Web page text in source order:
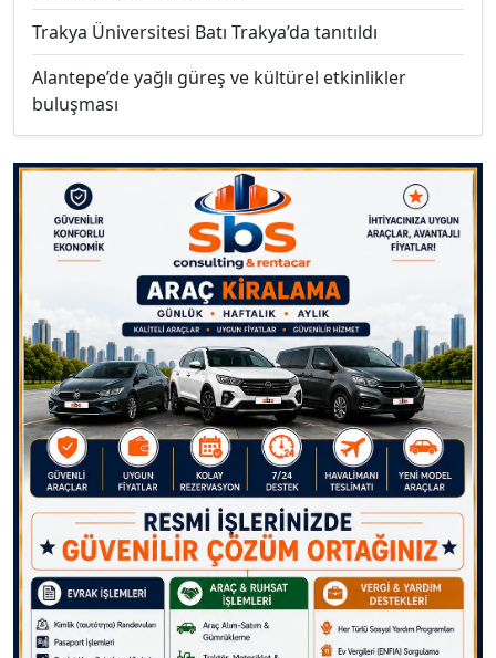
Trakya Üniversitesi Batı Trakya’da tanıtıldı
Alantepe’de yağlı güreş ve kültürel etkinlikler
buluşması